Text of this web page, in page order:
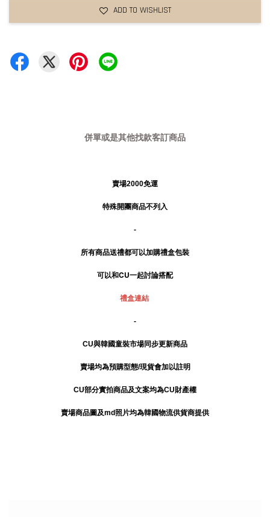
ADD TO WISHLIST
併單或是其他找款客訂商品
賣場2000免運
特殊開團商品不列入
-
所有商品送禮都可以加購禮盒包裝
可以和CU一起討論搭配
禮盒連結
-
CU與韓國童裝市場同步更新商品
賣場均為預購型態/現貨會加以註明
CU部分實拍商品及文案均為CU財產權
賣場商品圖及md照片均為韓國物流供貨商提供